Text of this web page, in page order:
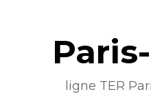
ligne TER